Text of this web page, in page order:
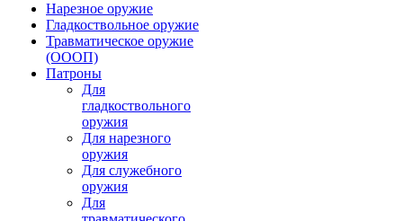
Нарезное оружие
Гладкоствольное оружие
Травматическое оружие
(ОООП)
Патроны
Для
гладкоствольного
оружия
Для нарезного
оружия
Для служебного
оружия
Для